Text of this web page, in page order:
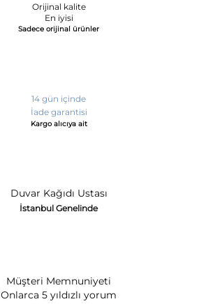
Orijinal kalite
En iyisi
Sadece orijinal ürünler
14 gün içinde
İade garantisi
Kargo alıcıya ait
Duvar Kağıdı Ustası
İstanbul Genelinde
Müşteri Memnuniyeti
Onlarca 5 yıldızlı yorum